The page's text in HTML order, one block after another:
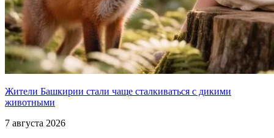
Жители Башкирии стали чаще сталкиваться с дикими
животными
7 августа 2026